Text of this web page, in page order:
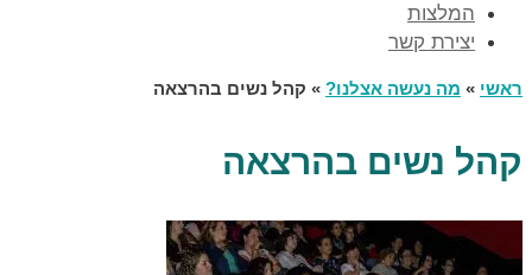
המלצות
יצירת קשר
ראשי » מה נעשה אצלנו? » קהל נשים בהרצאה
קהל נשים בהרצאה